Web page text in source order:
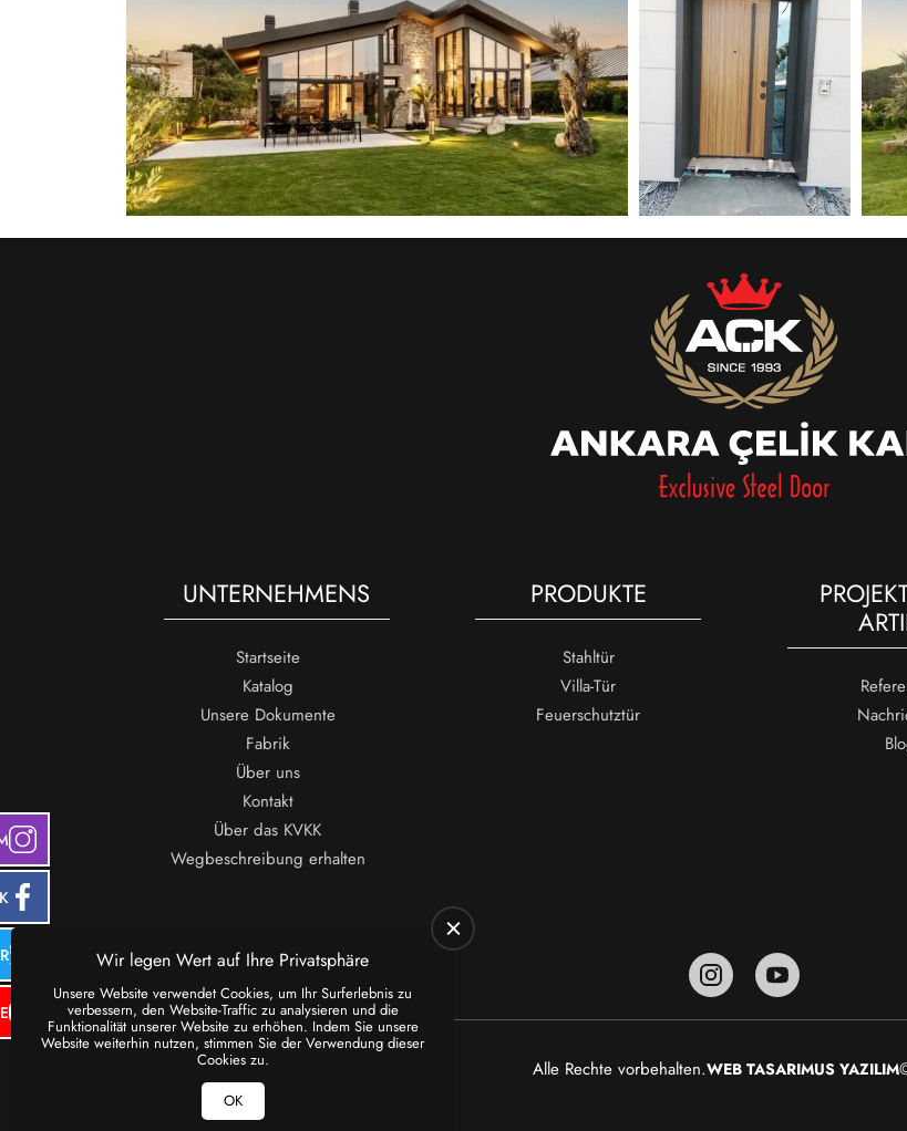
UNTERNEHMENS
Startseite
Katalog
Unsere Dokumente
Fabrik
Über uns
Kontakt
Über das KVKK
Wegbeschreibung erhalten
PRODUKTE
Stahltür
Villa-Tür
Feuerschutztür
Alle Rechte vorbehalten.WEB TASARIMUS YAZILIM
Wir legen Wert auf Ihre Privatsphäre
Unsere Website verwendet Cookies, um Ihr Surferlebnis zu
verbessern, den Website-Traffic zu analysieren und die
Funktionalität unserer Website zu erhöhen. Indem Sie unsere
Website weiterhin nutzen, stimmen Sie der Verwendung dieser
Cookies zu.
OK